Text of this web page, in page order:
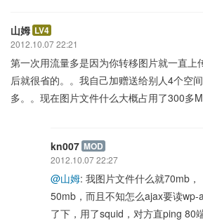
山姆 LV4
2012.10.07 22:21
第一次用流量多是因为你转移图片就一直上
后就很省的。。我自己加赠送给别人4个空
多。。现在图片文件什么大概占用了300多M
kn007 MOD
2012.10.07 22:27
@山姆: 我图片文件什么就70mb
50mb，而且不知怎么ajax要读
了下，用了squid，对方直ping 80